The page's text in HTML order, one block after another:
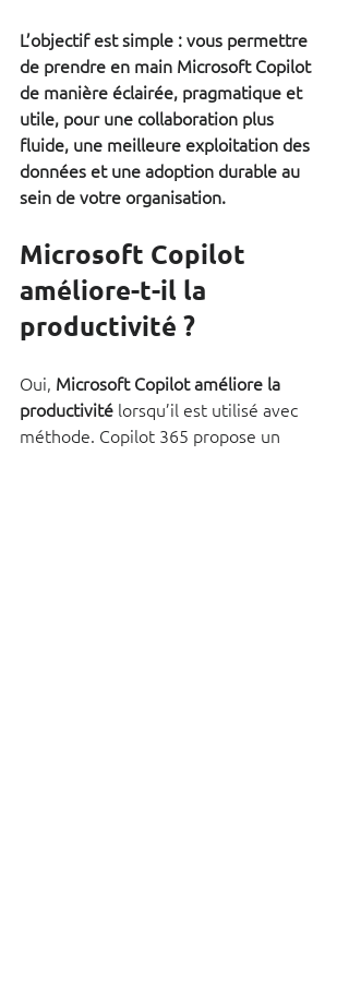
L’objectif est simple : vous permettre
de prendre en main Microsoft Copilot
de manière éclairée, pragmatique et
utile, pour une collaboration plus
fluide, une meilleure exploitation des
données et une adoption durable au
sein de votre organisation.
Microsoft Copilot
améliore-t-il la
productivité ?
Oui, Microsoft Copilot améliore la
productivité lorsqu’il est utilisé avec
méthode. Copilot 365 propose un